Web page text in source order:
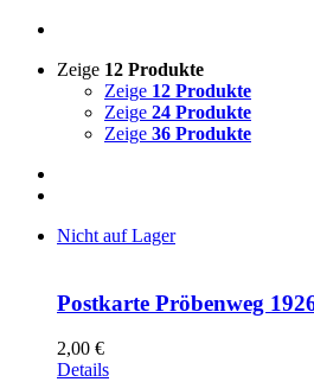
Zeige 12 Produkte
Zeige 12 Produkte
Zeige 24 Produkte
Zeige 36 Produkte
Nicht auf Lager
Postkarte Pröbenweg
2,00 €
Details